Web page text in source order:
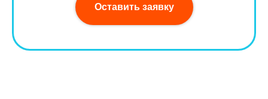
Оставить заявку